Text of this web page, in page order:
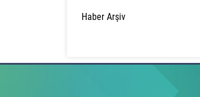
Haber Arşiv